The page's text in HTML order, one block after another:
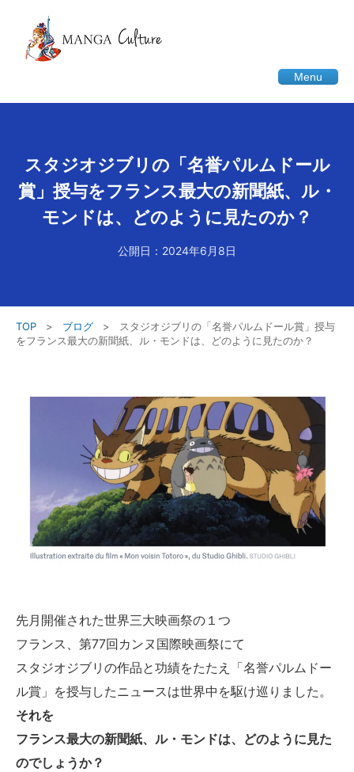
Menu
スタジオジブリの「名誉パルムドール
賞」授与をフランス最大の新聞紙、ル・
モンドは、どのように見たのか？
公開日：2024年6月8日
TOP > ブログ >
スタジオジブリの「名誉パルムドール賞」授与
をフランス最大の新聞紙、ル・モンドは、どのように見たのか？
先月開催された世界三大映画祭の１つ
フランス、第77回カンヌ国際映画祭にて
スタジオジブリの作品と功績をたたえ「名誉パルムドー
ル賞」を授与したニュースは世界中を駆け巡りました。
それを
フランス最大の新聞紙、ル・モンドは、どのように見た
のでしょうか？